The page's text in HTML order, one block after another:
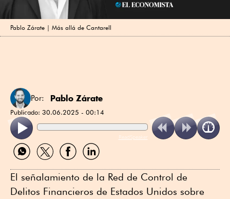
Pablo Zárate | Más allá de Cantarell
Por: Pablo Zárate
Publicado: 30.06.2025 - 00:14
ReadSpeaker
Compartir
por
Compartir
por
Compartir
por
Compartir
por
El señalamiento de la Red de Control de
Delitos Financieros de Estados Unidos sobre